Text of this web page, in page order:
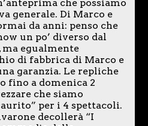
che possiamo
generale. Di Marco e
da anni: penso che
un po’ diverso dal
egualmente
di fabbrica di Marco e
garanzia. Le repliche
fino a domenica 2
che siamo
per i 4 spettacoli.
decollerà “I